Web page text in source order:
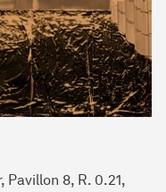
Pavillon 8, R. 0.21,